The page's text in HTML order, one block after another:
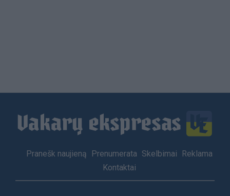
Footer
Pranešk naujieną Prenumerata Skelbimai
Reklama
Kontaktai